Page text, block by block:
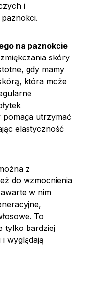
i
na paznokcie
skóry
gdy mamy
która może
utrzymać
elastyczność
z
do wzmocnienia
w nim
To
tylko bardziej
wyglądają